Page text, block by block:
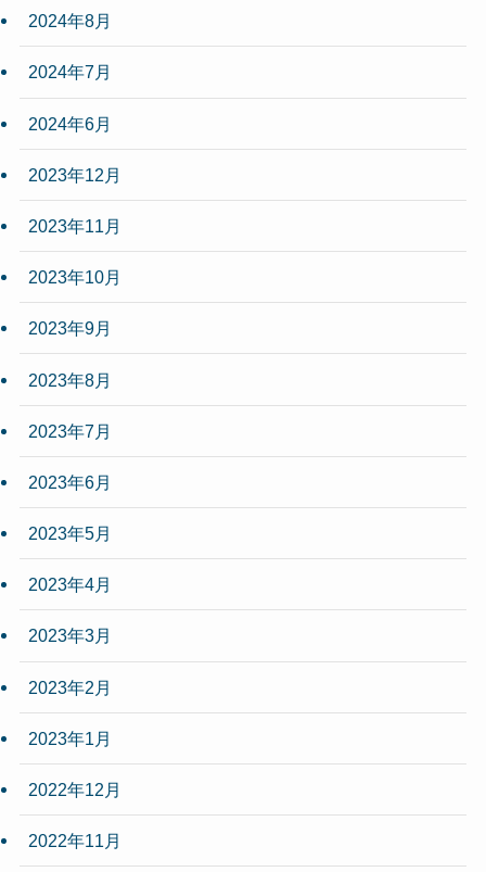
2024年8月
2024年7月
2024年6月
2023年12月
2023年11月
2023年10月
2023年9月
2023年8月
2023年7月
2023年6月
2023年5月
2023年4月
2023年3月
2023年2月
2023年1月
2022年12月
2022年11月